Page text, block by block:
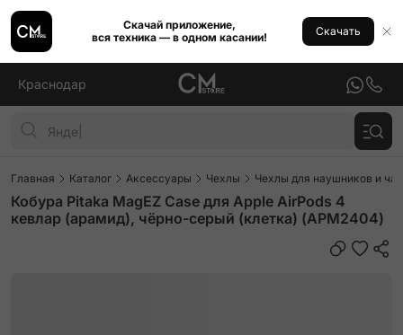
Скачай приложение,
вся техника — в одном касании!
Скачать
Краснодар
Главная Каталог Аксессуары Чехлы Чехлы для наушников и
Кобура Pitaka MagEZ Case для Apple AirPods 4
кевлар (арамид), чёрно-серый (клетка) (APM2404)